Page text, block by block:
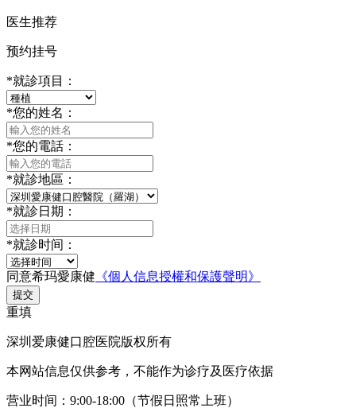
医生推荐
预约挂号
*就診項目：
*您的姓名：
*您的電話：
*就診地區：
*就診日期：
*就診时间：
同意希玛愛康健 《個人信息授權和保護聲明》
提交
重填
深圳爱康健口腔医院版权所有
本网站信息仅供参考，不能作为诊疗及医疗依据
营业时间：9:00-18:00（节假日照常上班）